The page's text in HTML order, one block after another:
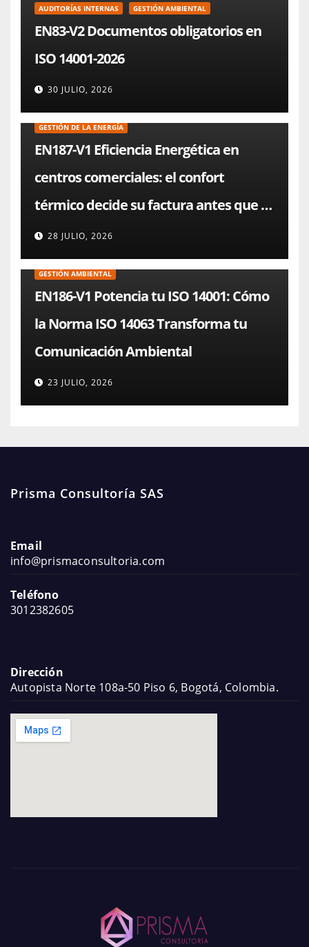
AUDITORÍAS INTERNAS GESTIÓN AMBIENTAL
EN83-V2 Documentos obligatorios en
ISO 14001-2026
30 JULIO, 2026
GESTIÓN DE LA ENERGÍA
EN187-V1 Eficiencia Energética en
centros comerciales: el confort
térmico decide su factura antes que el
chiller
28 JULIO, 2026
GESTIÓN AMBIENTAL
EN186-V1 Potencia tu ISO 14001: Cómo
la Norma ISO 14063 Transforma tu
Comunicación Ambiental
23 JULIO, 2026
Prisma Consultoría SAS
Email
info@prismaconsultoria.com
Teléfono
3012382605
Dirección
Autopista Norte 108a-50 Piso 6, Bogotá, Colombia.